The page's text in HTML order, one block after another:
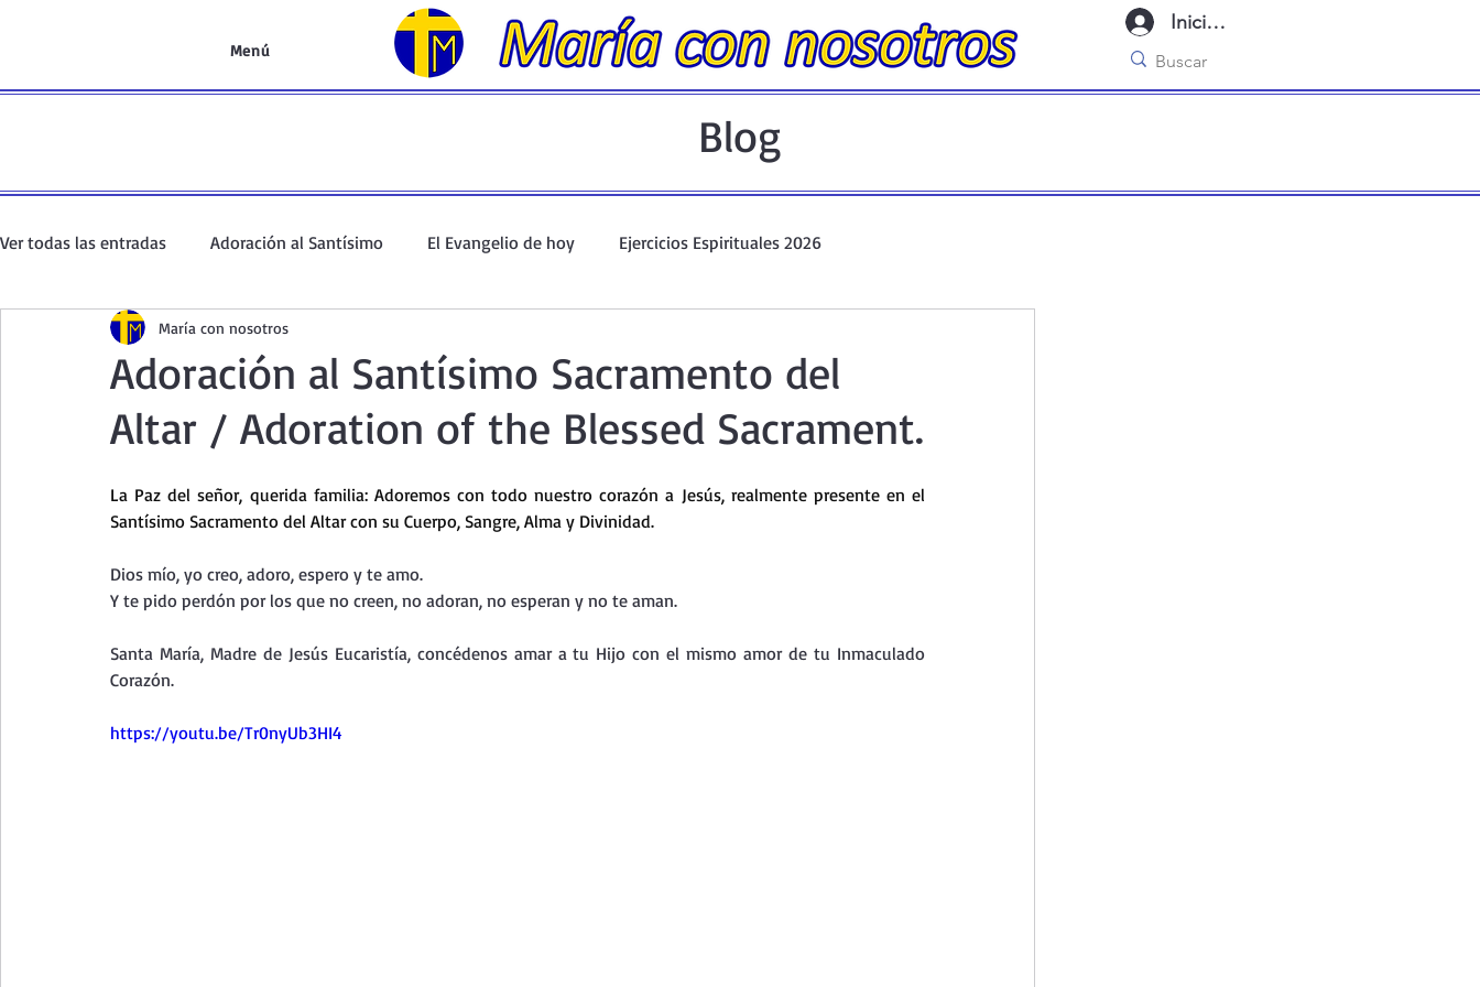
Menú
Iniciar sesión
Blog
Ver todas las entradas Adoración al Santísimo El Evangelio de hoy Ejercicios Espirituales 2026
Oración de la mañana El Evangelio en un minuto
Curso de oración Curso del Catecismo Santo Rosario y Coronilla Oraciones Eucarísticas
Curso de vida espiritual Santa Teresita - Acto de Ofrenda Retiro de Cuaresma 2026
Textos selectos de espiritualidad La vida espiritual en frases breves Vídeos de interés
Taller de oración con los Salmos
Adoración al Santísimo Sacramento del
Altar / Adoration of the Blessed Sacrament.
María con nosotros
La Paz del señor, querida familia: Adoremos con todo nuestro corazón a Jesús, realmente presente en el
Santísimo Sacramento del Altar con su Cuerpo, Sangre, Alma y Divinidad.
Dios mío, yo creo, adoro, espero y te amo.
Y te pido perdón por los que no creen, no adoran, no esperan y no te aman.
Santa María, Madre de Jesús Eucaristía, concédenos amar a tu Hijo con el mismo amor de tu Inmaculado
Corazón.
https://youtu.be/Tr0nyUb3HI4